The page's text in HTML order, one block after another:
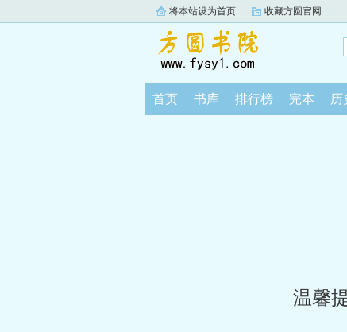
将本站设为首页 收藏方圆官网
首页 书库 排行榜 完本 历
温馨